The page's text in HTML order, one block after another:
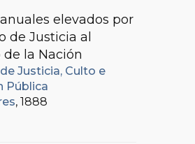
elevados por
de Justicia al
de la Nación
Justicia, Culto e
Pública
, 1888